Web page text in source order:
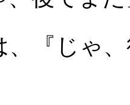
、『じゃ